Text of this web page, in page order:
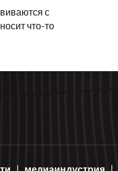
с
что-то